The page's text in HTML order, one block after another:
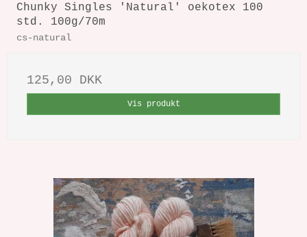
Chunky Singles 'Natural' oekotex 100
std. 100g/70m
cs-natural
125,00 DKK
Vis produkt